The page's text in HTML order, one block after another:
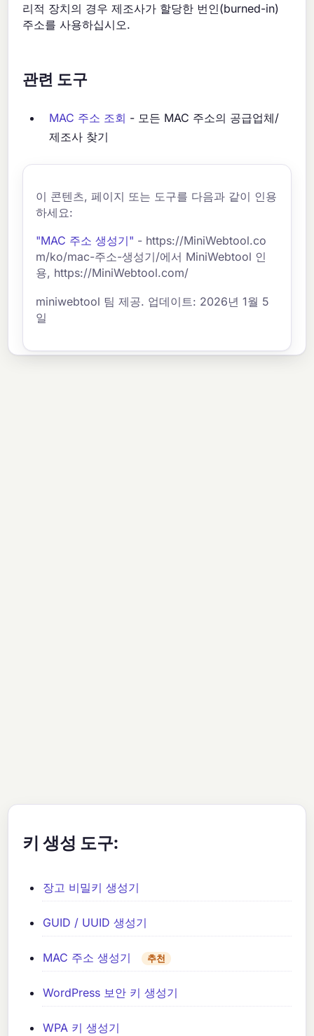
리적 장치의 경우 제조사가 할당한 번인(burned-in)
주소를 사용하십시오.
관련 도구
MAC 주소 조회 - 모든 MAC 주소의 공급업체/
제조사 찾기
이 콘텐츠, 페이지 또는 도구를 다음과 같이 인용
하세요:
"MAC 주소 생성기" - https://MiniWebtool.co
m/ko/mac-주소-생성기/에서 MiniWebtool 인
용, https://MiniWebtool.com/
miniwebtool 팀 제공. 업데이트: 2026년 1월 5
일
키 생성 도구:
장고 비밀키 생성기
GUID / UUID 생성기
MAC 주소 생성기 추천
WordPress 보안 키 생성기
WPA 키 생성기